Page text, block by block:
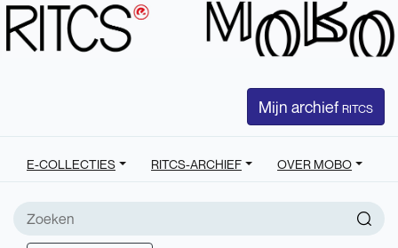
Mijn archief RITCS
E-COLLECTIES RITCS-ARCHIEF OVER MOBO